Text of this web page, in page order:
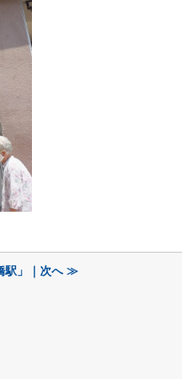
駅」｜次へ ≫